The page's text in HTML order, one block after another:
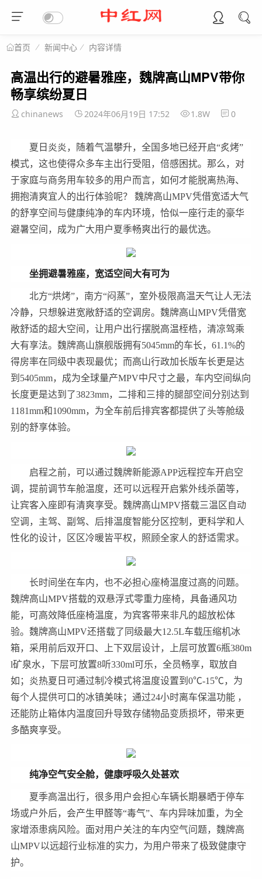
首页 新闻中心 内容详情
高温出行的避暑雅座，魏牌高山MPV带你
畅享缤纷夏日
chinanews 2024年06月19日 17:52 1.8W 0
夏日炎炎，随着气温攀升，全国多地已经开启“炙烤”
模式，这也使得众多车主出行受阻，倍感困扰。那么，对
于家庭与商务用车较多的用户而言，如何才能脱离热海、
拥抱清爽宜人的出行体验呢？ 魏牌高山MPV凭借宽适大气
的舒享空间与健康纯净的车内环境，恰似一座行走的豪华
避暑空间，成为广大用户夏季畅爽出行的最优选。
坐拥避暑雅座，宽适空间大有可为
北方“烘烤”，南方“闷蒸”，室外极限高温天气让人无法
冷静，只想躲进宽敞舒适的空调房。魏牌高山MPV凭借宽
敞舒适的超大空间，让用户出行摆脱高温桎梏，清凉驾乘
大有享法。魏牌高山旗舰版拥有5045mm的车长，61.1%的
得房率在同级中表现最优；而高山行政加长版车长更是达
到5405mm，成为全球量产MPV中尺寸之最，车内空间纵向
长度更是达到了3823mm，二排和三排的腿部空间分别达到
1181mm和1090mm，为全车前后排宾客都提供了头等舱级
别的舒享体验。
启程之前，可以通过魏牌新能源APP远程控车开启空
调，提前调节车舱温度，还可以远程开启紫外线杀菌等，
让宾客入座即有清爽享受。魏牌高山MPV搭载三温区自动
空调，主驾、副驾、后排温度智能分区控制，更科学和人
性化的设计，区区冷暖皆平权，照顾全家人的舒适需求。
长时间坐在车内，也不必担心座椅温度过高的问题。
魏牌高山MPV搭载的双悬浮式零重力座椅，具备通风功
能，可高效降低座椅温度，为宾客带来非凡的超放松体
验。魏牌高山MPV还搭载了同级最大12.5L车载压缩机冰
箱，采用前后双开口、上下双层设计，上层可放置6瓶380m
l矿泉水，下层可放置8听330ml可乐，全员畅享，取放自
如；炎热夏日可通过制冷模式将温度设置到0℃-15℃，为
每个人提供可口的冰镇美味；通过24小时离车保温功能 ，
还能防止箱体内温度回升导致存储物品变质损坏，带来更
多酷爽享受。
纯净空气安全舱，健康呼吸久处甚欢
夏季高温出行，很多用户会担心车辆长期暴晒于停车
场或户外后，会产生甲醛等“毒气”、车内异味加重，为全
家增添患病风险。面对用户关注的车内空气问题，魏牌高
山MPV以远超行业标准的实力，为用户带来了极致健康守
护。